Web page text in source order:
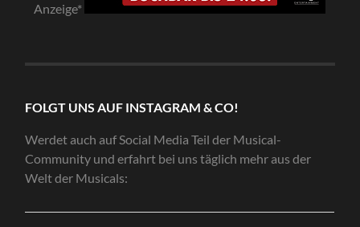
Anzeige*
FOLGT UNS AUF INSTAGRAM & CO!
Werdet auch auf Social Media Teil der Musical-
Community und erfahrt bei uns täglich mehr aus der
Welt der Musicals: